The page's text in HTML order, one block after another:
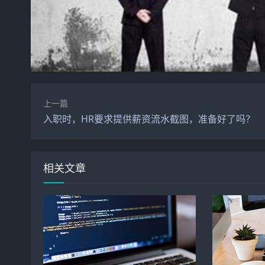
上一篇
入职时，HR要求提供薪资流水截图，准备好了吗？
相关文章